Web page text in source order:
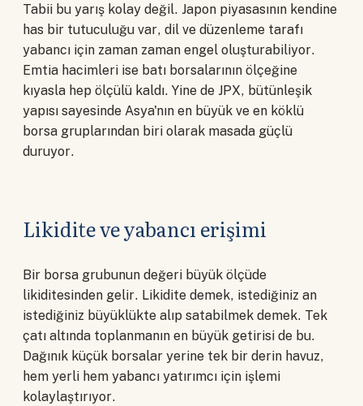
Tabii bu yarış kolay değil. Japon piyasasının kendine
has bir tutuculuğu var, dil ve düzenleme tarafı
yabancı için zaman zaman engel oluşturabiliyor.
Emtia hacimleri ise batı borsalarının ölçeğine
kıyasla hep ölçülü kaldı. Yine de JPX, bütünleşik
yapısı sayesinde Asya'nın en büyük ve en köklü
borsa gruplarından biri olarak masada güçlü
duruyor.
Likidite ve yabancı erişimi
Bir borsa grubunun değeri büyük ölçüde
likiditesinden gelir. Likidite demek, istediğiniz an
istediğiniz büyüklükte alıp satabilmek demek. Tek
çatı altında toplanmanın en büyük getirisi de bu.
Dağınık küçük borsalar yerine tek bir derin havuz,
hem yerli hem yabancı yatırımcı için işlemi
kolaylaştırıyor.